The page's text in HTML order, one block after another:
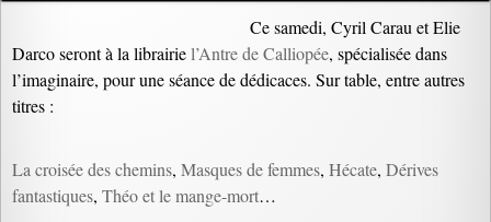
Ce samedi, Cyril Carau et Elie
Darco seront à la librairiel’Antre de Calliopée, spécialisée dans
l’imaginaire, pour une séance de dédicaces. Sur table, entre autres
titres :
La croisée des chemins, Masques de femmes, Hécate, Dérives
fantastiques, Théo et le mange-mort…